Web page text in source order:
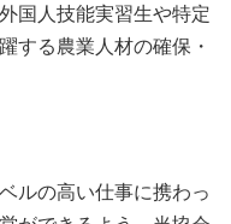
国人技能実習生や特定
する農業人材の確保・
ルの高い仕事に携わっ